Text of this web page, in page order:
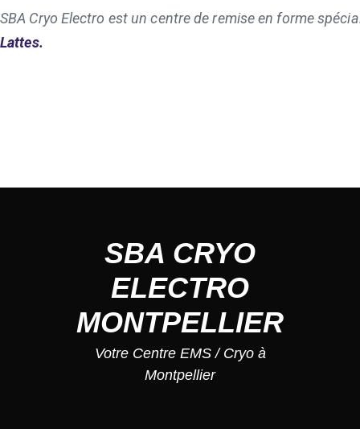
SBA Cryo Electro est un centre de remise en forme
Lattes.
SBA CRYO
ELECTRO
MONTPELLIER
Votre Centre EMS / Cryo à
Montpellier